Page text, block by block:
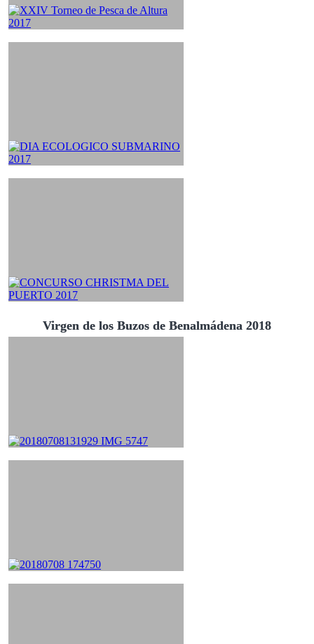
Virgen de los Buzos de Benalmádena 2018